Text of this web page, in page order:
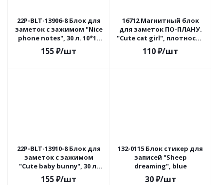
22P-BLT-13906-8 Блок для
заметок с зажимом "Nice
phone notes", 30 л. 10*12
см
155₽/шт
16712 Магнитный блок
для заметок ПО-ПЛАНУ.
"Cute cat girl", плотность
80 г.
110₽/шт
22P-BLT-13910-8 Блок для
заметок с зажимом
"Cute baby bunny", 30 л.
10*12 см
155₽/шт
132-0115 Блок стикер для
записей "Sheep
dreaming", blue
30₽/шт